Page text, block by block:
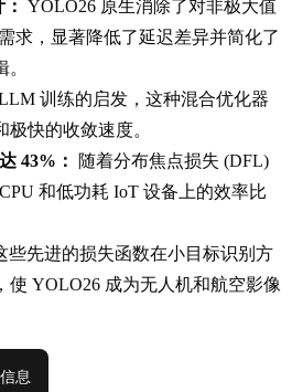
YOLO26 原生消除了对非极大值
求，显著降低了延迟差异并简化了
训练的启发，这种混合优化器
快的收敛速度。
43%：
随着分布焦点损失 (DFL)
和低功耗 IoT 设备上的效率比
些先进的损失函数在小目标识别方
使 YOLO26 成为无人机和航空影像
息